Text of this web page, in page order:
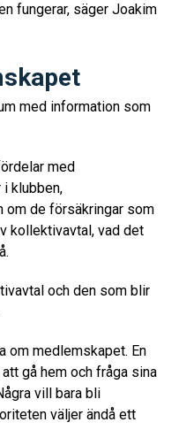
fungerar, säger Joakim
med information som
med
klubben,
om de försäkringar som
kollektivavtal, vad det
och den som blir
om medlemskapet. En
gå hem och fråga sina
vill bara bli
väljer ändå ett